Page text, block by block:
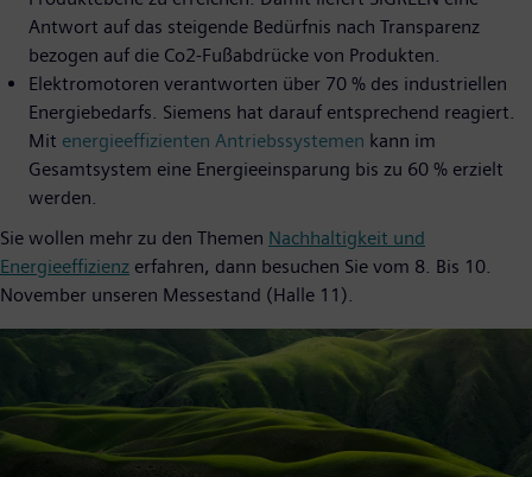
Antwort auf das steigende Bedürfnis nach Transparenz
bezogen auf die Co2-Fußabdrücke von Produkten.
Elektromotoren verantworten über 70 % des industriellen
Energiebedarfs. Siemens hat darauf entsprechend reagiert.
Mit energieeffizienten Antriebssystemen kann im
Gesamtsystem eine Energieeinsparung bis zu 60 % erzielt
werden.
Sie wollen mehr zu den Themen Nachhaltigkeit und
Energieeffizienz erfahren, dann besuchen Sie vom 8. Bis 10.
November unseren Messestand (Halle 11).